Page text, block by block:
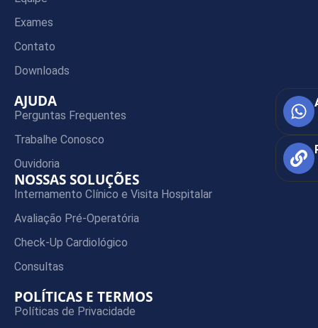
Exames
Contato
Downloads
AJUDA
Perguntas Frequentes
Trabalhe Conosco
Ouvidoria
NOSSAS SOLUÇÕES
Internamento Clínico e Visita Hospitalar
Avaliação Pré-Operatória
Check-Up Cardiológico
Consultas
POLÍTICAS E TERMOS
Políticas de Privacidade